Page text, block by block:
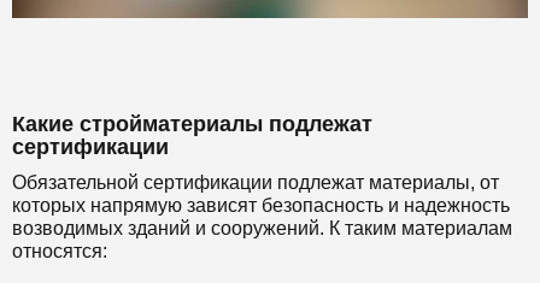
Какие стройматериалы подлежат
сертификации
Обязательной сертификации подлежат материалы, от
которых напрямую зависят безопасность и надежность
возводимых зданий и сооружений. К таким материалам
относятся: